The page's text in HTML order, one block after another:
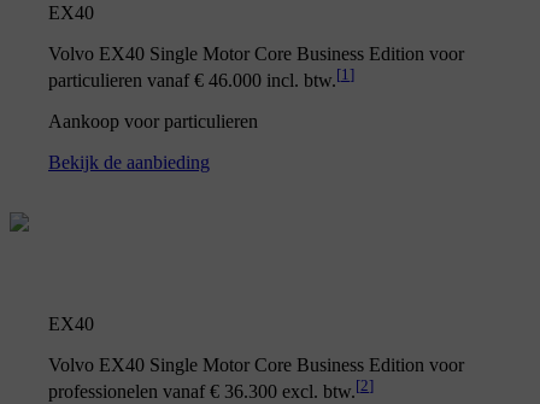
EX40
Volvo EX40 Single Motor Core Business Edition voor
particulieren vanaf € 46.000 incl. btw.[1 ]
Aankoop voor particulieren
Bekijk de aanbieding
EX40
Volvo EX40 Single Motor Core Business Edition voor
professionelen vanaf € 36.300 excl. btw.[2]